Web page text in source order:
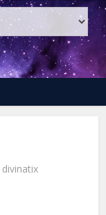
divinatix